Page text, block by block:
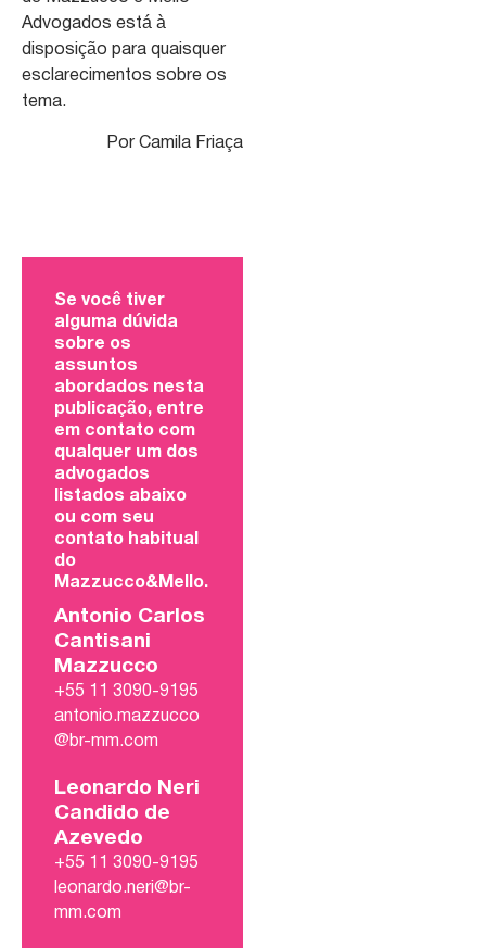
Advogados está à
disposição para quaisquer
esclarecimentos sobre os
tema.
Por Camila Friaça
Se você tiver
alguma dúvida
sobre os
assuntos
abordados nesta
publicação, entre
em contato com
qualquer um dos
advogados
listados abaixo
ou com seu
contato habitual
do
Mazzucco&Mello.
Antonio Carlos
Cantisani
Mazzucco
+55 11 3090-9195
antonio.mazzucco
@br-mm.com
Leonardo Neri
Candido de
Azevedo
+55 11 3090-9195
leonardo.neri@br-
mm.com